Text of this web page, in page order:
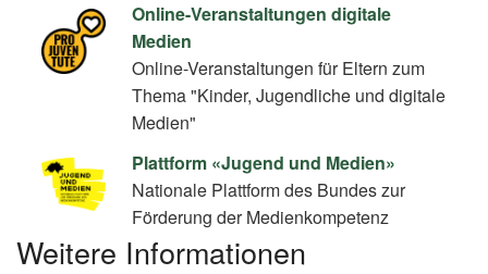
Online-Veranstaltungen digitale
Medien
Online-Veranstaltungen für Eltern zum
Thema "Kinder, Jugendliche und digitale
Medien"
Plattform «Jugend und Medien»
Nationale Plattform des Bundes zur
Förderung der Medienkompetenz
Weitere Informationen